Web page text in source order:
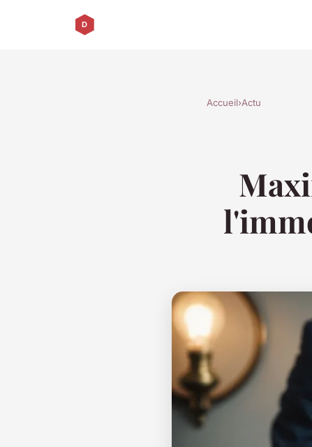
Accueil›Actu